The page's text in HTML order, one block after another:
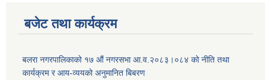
बजेट तथा कार्यक्रम
बलरा नगरपालिकाको १७ औं नगरसभा आ.व.२०८३।०८४ को नीति तथा
कार्यक्रम र आय-व्ययको अनुमानित बिबरण